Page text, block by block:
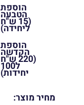
הוספת
הטבעה
(15 ש"ח
ליחידה)
הוספת
הקדשה
(220 ש"ח
ל100
יחידות)
מחיר מוצר: